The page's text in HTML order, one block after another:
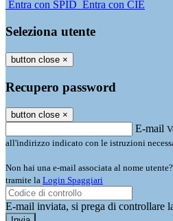
Entra con SPID Entra con CIE
Seleziona utente
button close ×
Recupero password
button close ×
E-mail
all'indirizzo indicato con le istruzioni
Non hai una e-mail associata al nome
tramite la Login Spaggiari
E-mail inviata, si prega di controllare